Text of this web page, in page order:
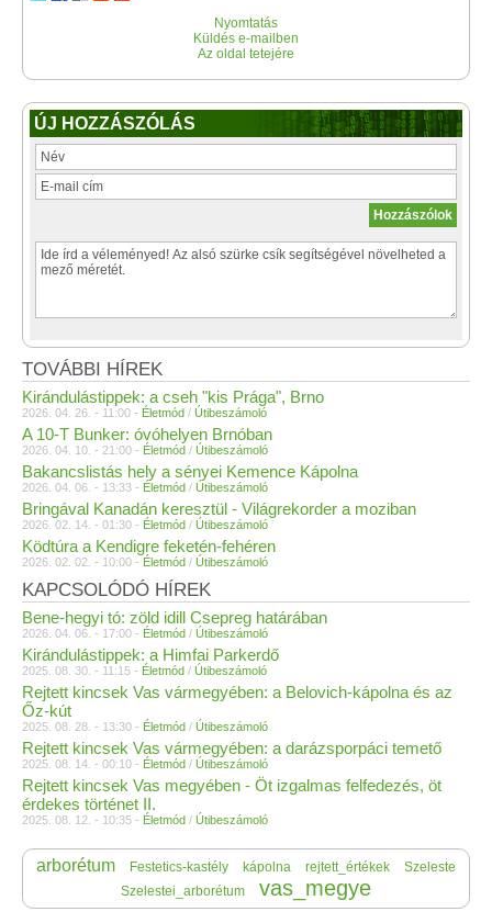
Nyomtatás
Küldés e-mailben
Az oldal tetejére
ÚJ HOZZÁSZÓLÁS
TOVÁBBI HÍREK
Kirándulástippek: a cseh "kis Prága", Brno
2026. 04. 26. - 11:00 - Életmód / Útibeszámoló
A 10-T Bunker: óvóhelyen Brnóban
2026. 04. 10. - 21:00 - Életmód / Útibeszámoló
Bakancslistás hely a sényei Kemence Kápolna
2026. 04. 06. - 13:33 - Életmód / Útibeszámoló
Bringával Kanadán keresztül - Világrekorder a moziban
2026. 02. 14. - 01:30 - Életmód / Útibeszámoló
Ködtúra a Kendigre feketén-fehéren
2026. 02. 02. - 10:00 - Életmód / Útibeszámoló
KAPCSOLÓDÓ HÍREK
Bene-hegyi tó: zöld idill Csepreg határában
2026. 04. 06. - 17:00 - Életmód / Útibeszámoló
Kirándulástippek: a Himfai Parkerdő
2025. 08. 30. - 11:15 - Életmód / Útibeszámoló
Rejtett kincsek Vas vármegyében: a Belovich-kápolna és az
Őz-kút
2025. 08. 28. - 13:30 - Életmód / Útibeszámoló
Rejtett kincsek Vas vármegyében: a darázsporpáci temető
2025. 08. 14. - 00:10 - Életmód / Útibeszámoló
Rejtett kincsek Vas megyében - Öt izgalmas felfedezés, öt
érdekes történet II.
2025. 08. 12. - 10:35 - Életmód / Útibeszámoló
arborétum Festetics-kastély kápolna rejtett_értékek
Szeleste
Szelestei_arborétum
vas_megye